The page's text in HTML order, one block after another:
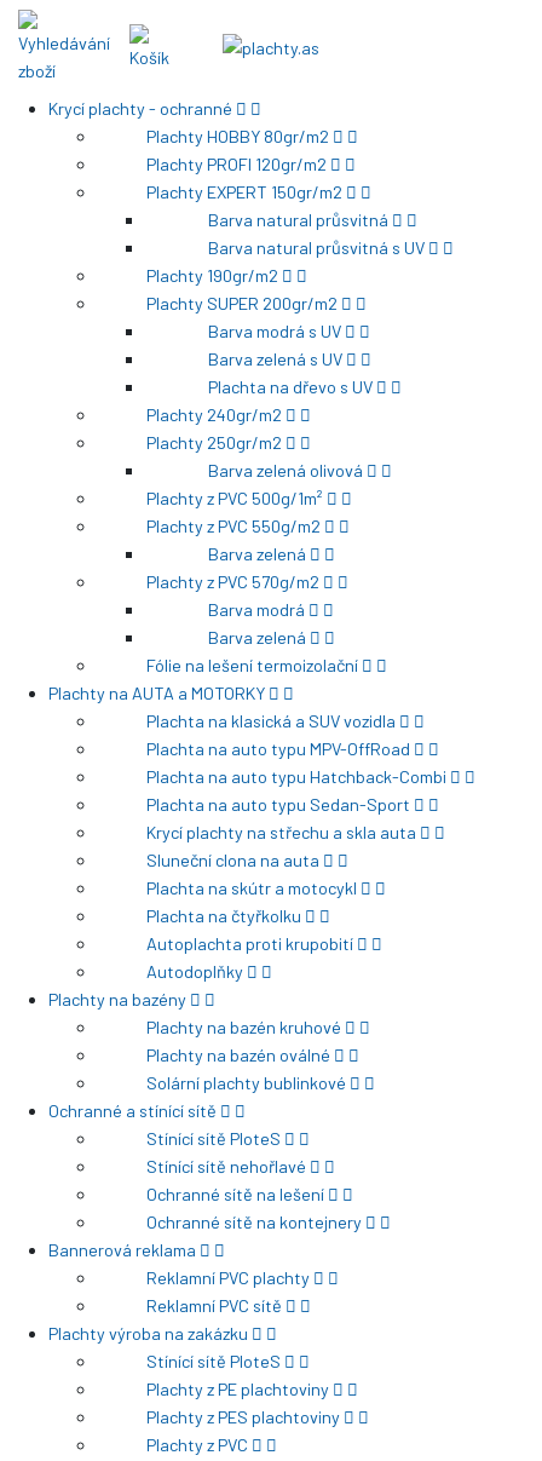
Krycí plachty - ochranné
Plachty HOBBY 80gr/m2
Plachty PROFI 120gr/m2
Plachty EXPERT 150gr/m2
Barva natural průsvitná
Barva natural průsvitná s UV
Plachty 190gr/m2
Plachty SUPER 200gr/m2
Barva modrá s UV
Barva zelená s UV
Plachta na dřevo s UV
Plachty 240gr/m2
Plachty 250gr/m2
Barva zelená olivová
Plachty z PVC 500g/1m²
Plachty z PVC 550g/m2
Barva zelená
Plachty z PVC 570g/m2
Barva modrá
Barva zelená
Fólie na lešení termoizolační
Plachty na AUTA a MOTORKY
Plachta na klasická a SUV vozidla
Plachta na auto typu MPV-OffRoad
Plachta na auto typu Hatchback-Combi
Plachta na auto typu Sedan-Sport
Krycí plachty na střechu a skla auta
Sluneční clona na auta
Plachta na skútr a motocykl
Plachta na čtyřkolku
Autoplachta proti krupobití
Autodoplňky
Plachty na bazény
Plachty na bazén kruhové
Plachty na bazén oválné
Solární plachty bublinkové
Ochranné a stínící sítě
Stínící sítě PloteS
Stínící sítě nehořlavé
Ochranné sítě na lešení
Ochranné sítě na kontejnery
Bannerová reklama
Reklamní PVC plachty
Reklamní PVC sítě
Plachty výroba na zakázku
Stínící sítě PloteS
Plachty z PE plachtoviny
Plachty z PES plachtoviny
Plachty z PVC